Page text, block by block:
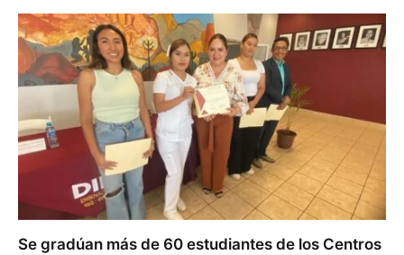
Se gradúan más de 60 estudiantes de los Centros